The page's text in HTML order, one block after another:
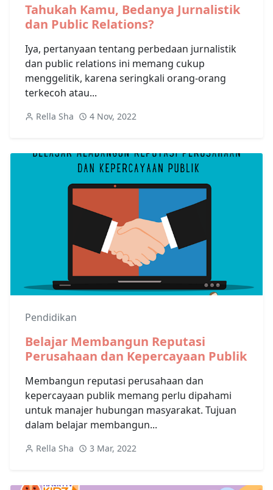
Tahukah Kamu, Bedanya Jurnalistik
dan Public Relations?
Iya, pertanyaan tentang perbedaan jurnalistik
dan public relations ini memang cukup
menggelitik, karena seringkali orang-orang
terkecoh atau...
Rella Sha 4 Nov, 2022
Pendidikan
Belajar Membangun Reputasi
Perusahaan dan Kepercayaan Publik
Membangun reputasi perusahaan dan
kepercayaan publik memang perlu dipahami
untuk manajer hubungan masyarakat. Tujuan
dalam belajar membangun...
Rella Sha 3 Mar, 2022